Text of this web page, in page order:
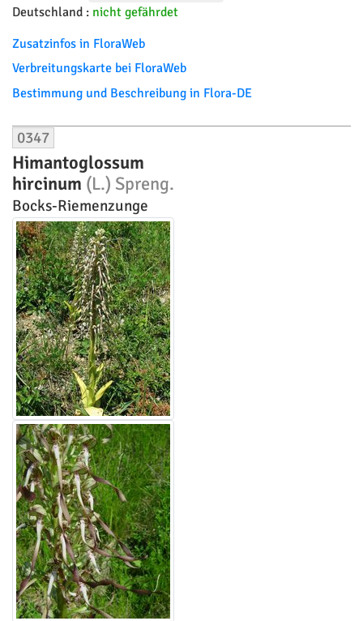
Deutschland : nicht gefährdet
Zusatzinfos in FloraWeb
Verbreitungskarte bei FloraWeb
Bestimmung und Beschreibung in Flora-DE
0347
Himantoglossum
hircinum (L.) Spreng.
Bocks-Riemenzunge